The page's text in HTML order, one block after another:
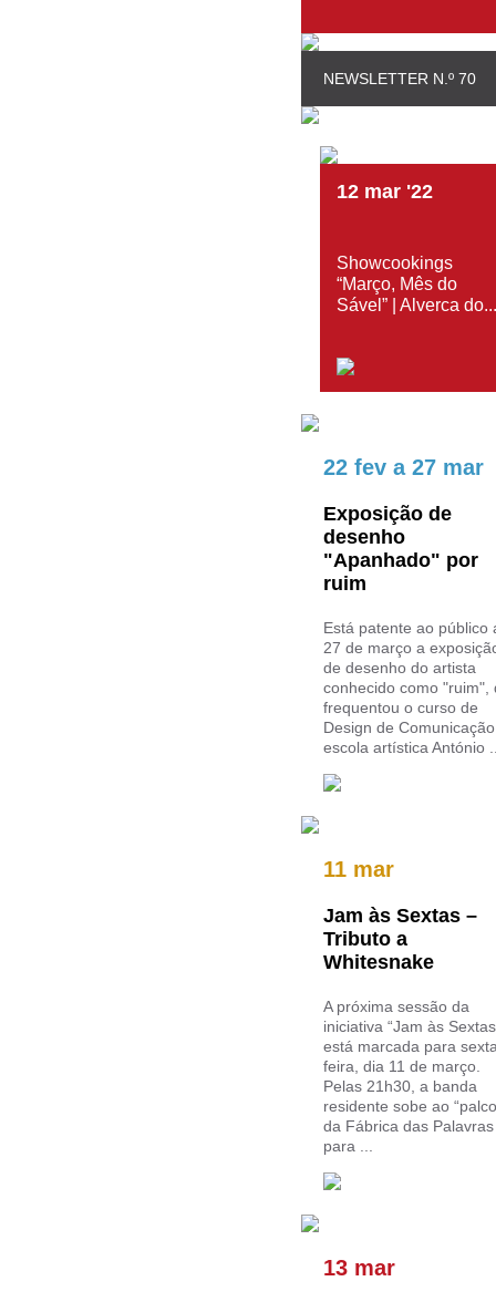
NEWSLETTER N.º 70
12 mar '22
Showcookings
“Março, Mês do
Sável” | Alverca do...
22 fev a27 mar
Exposição de
desenho
"Apanhado" por
ruim
Está patente ao público
27 de março a
de desenho do artista
conhecido como "ruim",
frequentou o curso de
Design de
escola artística António ...
11 mar
Jam às Sextas –
Tributo a
Whitesnake
A próxima sessão da
iniciativa “Jam às
está marcada para
feira, dia 11 de março.
Pelas 21h30, a banda
residente sobe ao
da Fábrica das Palavras
para ...
13 mar